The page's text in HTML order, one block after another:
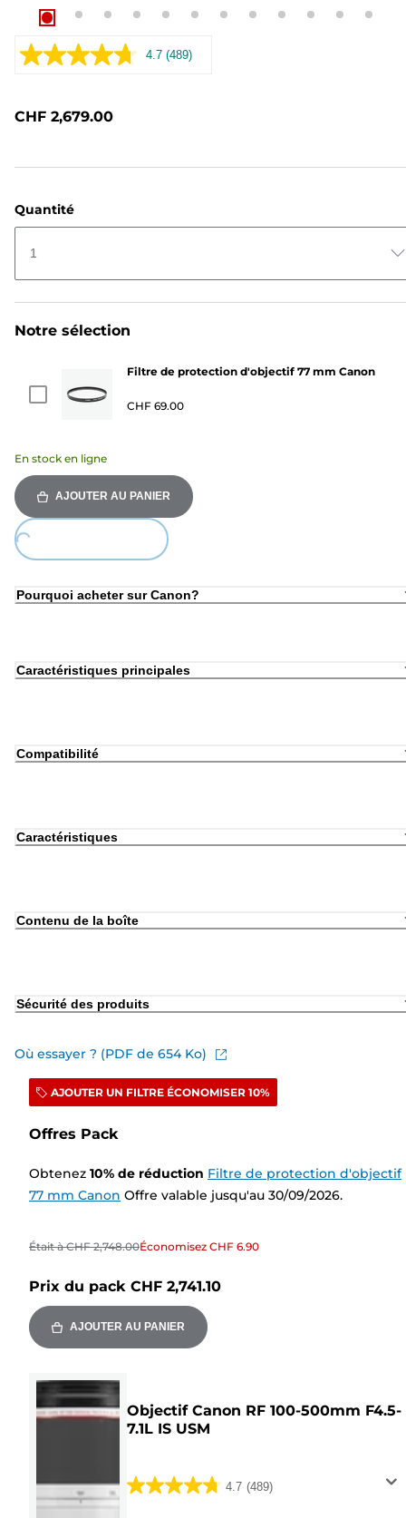
4.7 Lire
(489)
CHF 2,679.00
Quantité
1
Notre sélection
Filtre de protection d'objectif 77 mm Canon
CHF 69.00
En stock en ligne
AJOUTER AU PANIER
Loading...
Pourquoi acheter sur Canon?
Caractéristiques principales
Compatibilité
Caractéristiques
Contenu de la boîte
Sécurité des produits
Où essayer ? (PDF de 654 Ko)
AJOUTER UN FILTRE ÉCONOMISER 10%
Offres Pack
Obtenez 10% de réduction Filtre de protection d'objectif
77 mm Canon Offre valable jusqu'au 30/09/2026.
Était àCHF 2,748.00Économisez CHF 6.90
Prix du pack CHF 2,741.10
AJOUTER AU PANIER
Objectif Canon RF 100-500mm F4.5-
7.1L IS USM
4.7 (489)
4.7